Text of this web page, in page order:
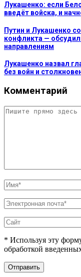
Лукашенко: если
введёт войска, и
Путин и Лукашенко
конфликта —
направлениям
Лукашенко назвал
без войн и
Комментарий
* Используя эту
обработкой